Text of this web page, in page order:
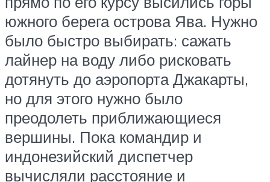
южного берега острова Ява. Нужно
было быстро выбирать: сажать
лайнер на воду либо рисковать
дотянуть до аэропорта Джакарты,
но для этого нужно было
преодолеть приближающиеся
вершины. Пока командир и
индонезийский диспетчер
вычисляли расстояние и